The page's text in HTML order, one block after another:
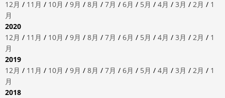
12月 / 11月 / 10月 / 9月 / 8月 / 7月 / 6月 / 5月 / 4月 / 3月 / 2月 / 1
月
2020
12月 / 11月 / 10月 / 9月 / 8月 / 7月 / 6月 / 5月 / 4月 / 3月 / 2月 / 1
月
2019
12月 / 11月 / 10月 / 9月 / 8月 / 7月 / 6月 / 5月 / 4月 / 3月 / 2月 / 1
月
2018